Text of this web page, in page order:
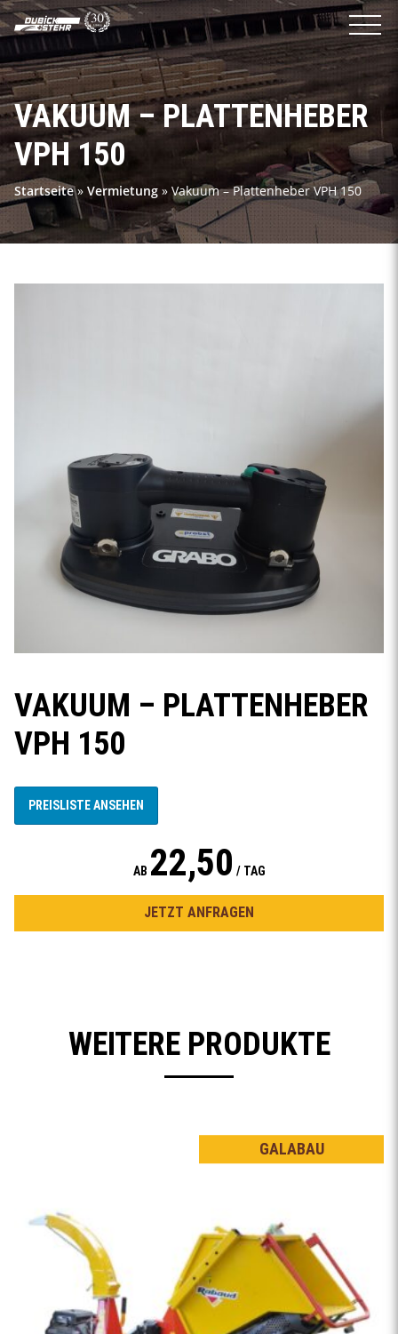
VAKUUM – PLATTENHEBER
VPH 150
Startseite» Vermietung » Vakuum – Plattenheber VPH 150
VAKUUM – PLATTENHEBER
VPH 150
PREISLISTE ANSEHEN
AB 22,50 / TAG
JETZT ANFRAGEN
WEITERE PRODUKTE
GALABAU